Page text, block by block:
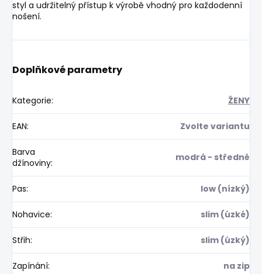
styl a udržitelný přístup k výrobě vhodný pro každodenní
nošení.
Doplňkové parametry
Kategorie: ŽENY
EAN: Zvolte variantu
Barva
džínoviny: modrá - středně
Pas: low (nízký)
Nohavice: slim (úzké)
Střih: slim (úzký)
Zapínání: na zip